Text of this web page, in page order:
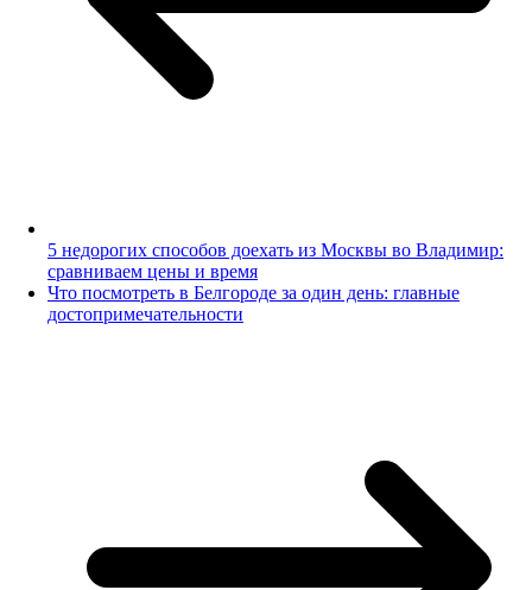
5 недорогих способов доехать из Москвы во Владимир:
сравниваем цены и время
Что посмотреть в Белгороде за один день: главные
достопримечательности